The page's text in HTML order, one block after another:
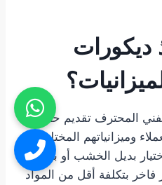
ديكورات
المحترف تقديم حلول
وميزانياتهم المختلفة.
بديل الخشب أو بديل
بتكلفة أقل من المواد